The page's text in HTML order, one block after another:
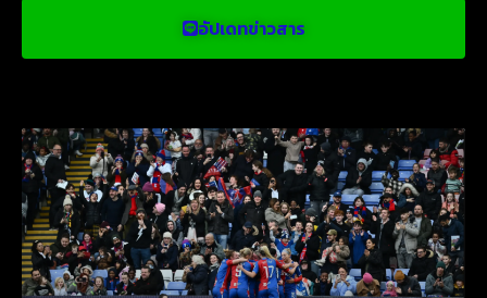
อัปเดทข่าวสาร